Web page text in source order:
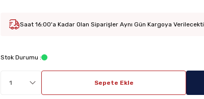
Saat 16:00'a Kadar Olan Siparişler Aynı Gün Kargoya
Stok Durumu :
Sepete Ekle